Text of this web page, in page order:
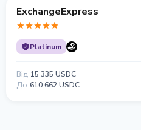
ExchangeExpress
Platinum
Від 15 335 USDC
До 610 662 USDC